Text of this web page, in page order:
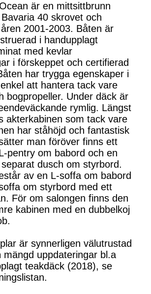
är en mittsittbrunn
40 skrovet och
2001-2003. Båten är
i handupplagt
med kevlar
i förskeppet och certifierad
har trygga egenskaper i
att hantera tack vare
bogpropeller. Under däck är
rymlig. Längst
akterkabinen som tack vare
har ståhöjd och fantastisk
man föröver finns ett
pentry om babord och en
dusch om styrbord.
av en L-soffa om babord
om styrbord med ett
För om salongen finns den
kabinen med en dubbelkoj
är synnerligen välutrustad
mängd uppdateringar bl.a
teakdäck (2018), se